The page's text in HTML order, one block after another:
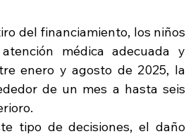
del financiamiento, los niños
médica adecuada y
enero y agosto de 2025, la
de un mes a hasta seis
tipo de decisiones, el daño